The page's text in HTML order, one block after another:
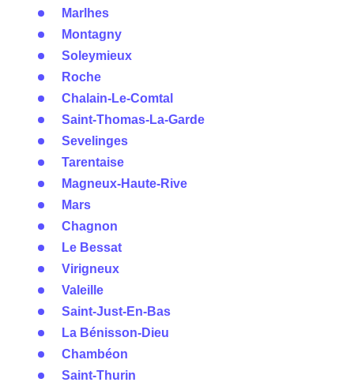
Marlhes
Montagny
Soleymieux
Roche
Chalain-Le-Comtal
Saint-Thomas-La-Garde
Sevelinges
Tarentaise
Magneux-Haute-Rive
Mars
Chagnon
Le Bessat
Virigneux
Valeille
Saint-Just-En-Bas
La Bénisson-Dieu
Chambéon
Saint-Thurin